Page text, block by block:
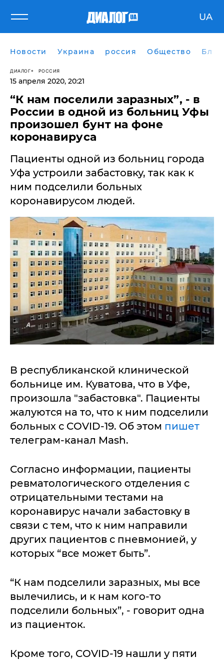
UA
Новости Украина россия Общество
ДИАЛОГ РОССИЯ
15 апреля 2020, 20:21
“К нам поселили заразных”, - в
России в одной из больниц Уфы
произошел бунт на фоне
коронавируса
Пациенты одной из больниц города
Уфа устроили забастовку, так как к
ним подселили больных
коронавирусом людей.
В республиканской клинической
больнице им. Куватова, что в Уфе,
произошла "забастовка". Пациенты
жалуются на то, что к ним подселили
больных с COVID-19. Об этом пишет
телеграм-канал Mash.
Согласно информации, пациенты
ревматологического отделения с
отрицательными тестами на
коронавирус начали забастовку в
связи с тем, что к ним направили
других пациентов с пневмонией, у
которых “все может быть”.
“К нам подселили заразных, мы все
вылечились, и к нам кого-то
подселили больных”, - говорит одна
из пациенток.
Кроме того, COVID-19 нашли у пяти